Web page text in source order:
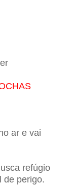
ar e vai
refúgio
de perigo.